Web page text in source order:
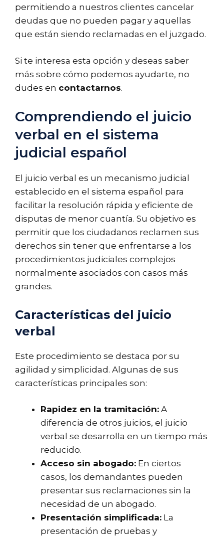
permitiendo a nuestros clientes cancelar
deudas que no pueden pagar y aquellas
que están siendo reclamadas en el juzgado.
Si te interesa esta opción y deseas saber
más sobre cómo podemos ayudarte, no
dudes en contactarnos.
Comprendiendo el juicio
verbal en el sistema
judicial español
El juicio verbal es un mecanismo judicial
establecido en el sistema español para
facilitar la resolución rápida y eficiente de
disputas de menor cuantía. Su objetivo es
permitir que los ciudadanos reclamen sus
derechos sin tener que enfrentarse a los
procedimientos judiciales complejos
normalmente asociados con casos más
grandes.
Características del juicio
verbal
Este procedimiento se destaca por su
agilidad y simplicidad. Algunas de sus
características principales son:
Rapidez en la tramitación: A
diferencia de otros juicios, el juicio
verbal se desarrolla en un tiempo más
reducido.
Acceso sin abogado: En ciertos
casos, los demandantes pueden
presentar sus reclamaciones sin la
necesidad de un abogado.
Presentación simplificada: La
presentación de pruebas y